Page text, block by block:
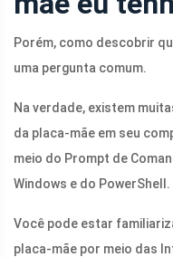
Porém, como descobrir
uma pergunta comum.
Na verdade, existem
da placa-mãe em seu
meio do Prompt de
Windows e do PowerShell.
Você pode estar
placa-mãe por meio das